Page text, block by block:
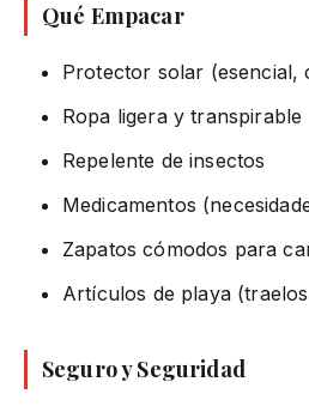
Qué Empacar
Protector solar (esencial,
Ropa ligera y transpirable
Repelente de insectos
Medicamentos
Zapatos cómodos para
Artículos de playa
Seguro y Seguridad